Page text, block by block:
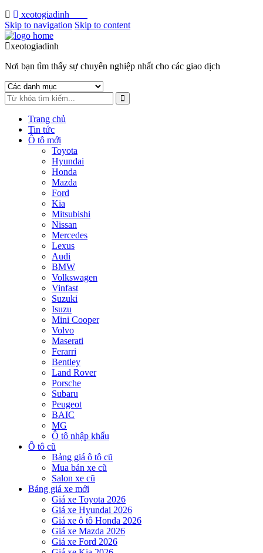
xeotogiadinh
Skip to navigation Skip to content
xeotogiadinh
Nơi bạn tìm thấy sự chuyên nghiệp nhất cho các giao dịch
Trang chủ
Tin tức
Ô tô mới
Toyota
Hyundai
Honda
Mazda
Ford
Kia
Mitsubishi
Nissan
Mercedes
Lexus
Audi
BMW
Volkswagen
Vinfast
Suzuki
Isuzu
Mini Cooper
Volvo
Maserati
Ferarri
Bentley
Land Rover
Porsche
Subaru
Peugeot
BAIC
MG
Ô tô nhập khẩu
Ô tô cũ
Bảng giá ô tô cũ
Mua bán xe cũ
Salon xe cũ
Bảng giá xe mới
Giá xe Toyota 2026
Giá xe Hyundai 2026
Giá xe ô tô Honda 2026
Giá xe Mazda 2026
Giá xe Ford 2026